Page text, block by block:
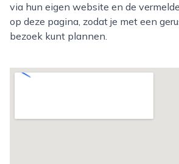
via hun eigen website en de
op deze pagina, zodat je met een
bezoek kunt plannen.